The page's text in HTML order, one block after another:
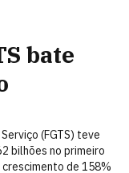
bate
(FGTS) teve
bilhões no primeiro
de 158%